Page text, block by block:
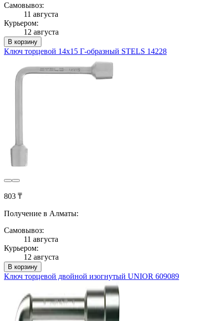
Самовывоз:
11 августа
Курьером:
12 августа
В корзину
Ключ торцевой 14х15 Г-образный STELS 14228
803 ₸
Получение в Алматы:
Самовывоз:
11 августа
Курьером:
12 августа
В корзину
Ключ торцевой двойной изогнутый UNIOR 609089